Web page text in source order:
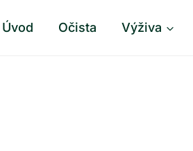
Úvod Očista Výživa